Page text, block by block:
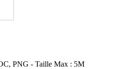
PNG - Taille Max : 5M